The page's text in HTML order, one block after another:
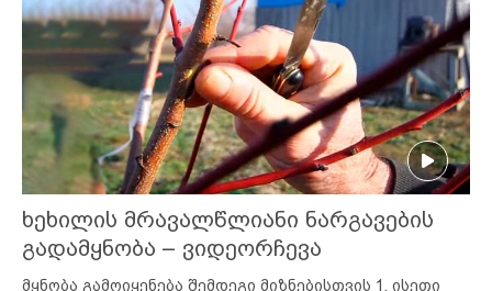
ხეხილის მრავალწლიანი ნარგავების
გადამყნობა – ვიდეორჩევა
მყნობა გამოიყენება შემდეგი მიზნებისთვის 1. ისეთი